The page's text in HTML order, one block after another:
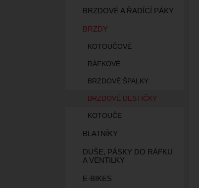
BRZDOVÉ A ŘADÍCÍ PÁKY
BRZDY
KOTOUČOVÉ
RÁFKOVÉ
BRZDOVÉ ŠPALKY
BRZDOVÉ DESTIČKY
KOTOUČE
BLATNÍKY
DUŠE, PÁSKY DO RÁFKU
A VENTILKY
E-BIKES